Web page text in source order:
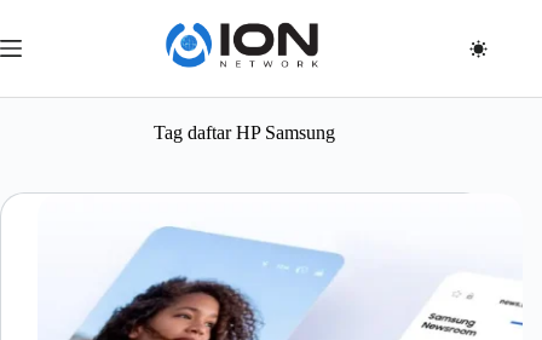
content
Tagdaftar HP Samsung